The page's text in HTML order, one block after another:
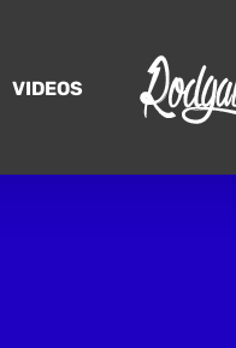
VIDEOS